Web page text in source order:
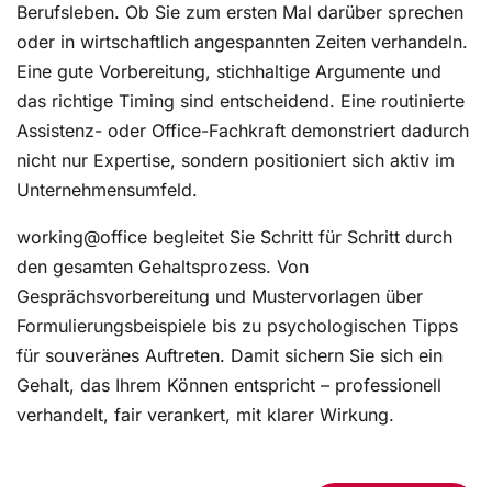
Berufsleben. Ob Sie zum ersten Mal darüber sprechen
oder in wirtschaftlich angespannten Zeiten verhandeln.
Eine gute Vorbereitung, stichhaltige Argumente und
das richtige Timing sind entscheidend. Eine routinierte
Assistenz- oder Office-Fachkraft demonstriert dadurch
nicht nur Expertise, sondern positioniert sich aktiv im
Unternehmensumfeld.
working@office begleitet Sie Schritt für Schritt durch
den gesamten Gehaltsprozess. Von
Gesprächsvorbereitung und Mustervorlagen über
Formulierungsbeispiele bis zu psychologischen Tipps
für souveränes Auftreten. Damit sichern Sie sich ein
Gehalt, das Ihrem Können entspricht – professionell
verhandelt, fair verankert, mit klarer Wirkung.